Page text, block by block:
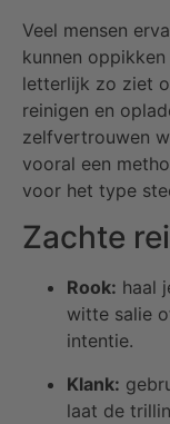
Veel mensen
kunnen
letterlijk zo ziet
reinigen en
zelfvertrouwen
vooral een
voor het type
Zachte
Rook: haal
witte salie
intentie.
Klank:
laat de